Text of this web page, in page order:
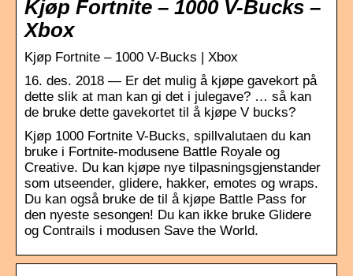
Kjøp Fortnite – 1000 V-Bucks –
Xbox
Kjøp Fortnite – 1000 V-Bucks | Xbox
16. des. 2018 — Er det mulig å kjøpe gavekort på
dette slik at man kan gi det i julegave? … så kan
de bruke dette gavekortet til å kjøpe V bucks?
Kjøp 1000 Fortnite V-Bucks, spillvalutaen du kan
bruke i Fortnite-modusene Battle Royale og
Creative. Du kan kjøpe nye tilpasningsgjenstander
som utseender, glidere, hakker, emotes og wraps.
Du kan også bruke de til å kjøpe Battle Pass for
den nyeste sesongen! Du kan ikke bruke Glidere
og Contrails i modusen Save the World.